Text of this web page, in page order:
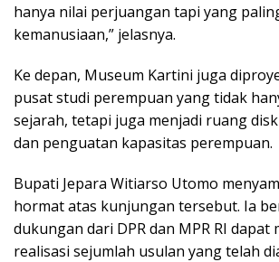
hanya nilai perjuangan tapi yang
kemanusiaan,” jelasnya.
Ke depan, Museum Kartini juga
pusat studi perempuan yang tidak
sejarah, tetapi juga menjadi ruang
dan penguatan kapasitas perempuan.
Bupati Jepara Witiarso Utomo
hormat atas kunjungan tersebut. Ia
dukungan dari DPR dan MPR RI dapat
realisasi sejumlah usulan yang telah